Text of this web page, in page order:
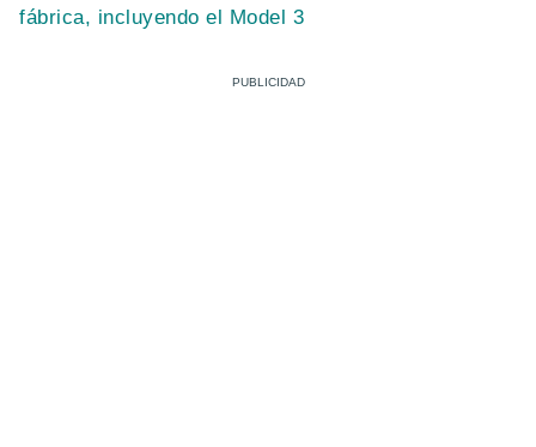
fábrica, incluyendo el Model 3